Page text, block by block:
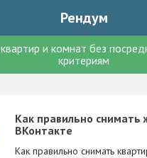
Рендум
квартир и комнат без
критериям
Как правильно снимать
ВКонтакте
Как правильно снимать